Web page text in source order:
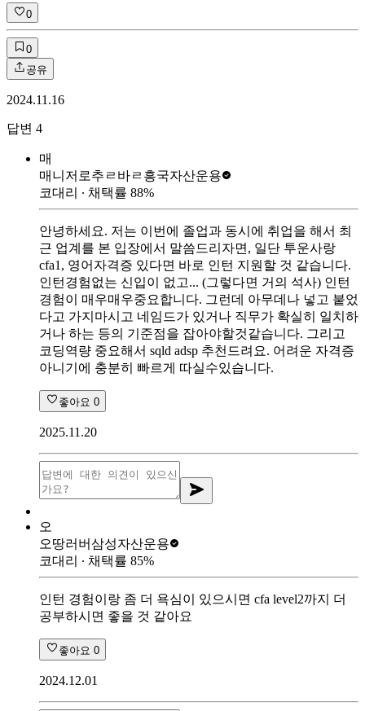
0
0
공유
2024.11.16
답변 4
매
매니저로추ㄹ바ㄹ 흥국자산운용
코대리 ∙ 채택률 88%
안녕하세요. 저는 이번에 졸업과 동시에 취업을 해서 최
근 업계를 본 입장에서 말씀드리자면, 일단 투운사랑
cfa1, 영어자격증 있다면 바로 인턴 지원할 것 같습니다.
인턴경험없는 신입이 없고... (그렇다면 거의 석사) 인턴
경험이 매우매우중요합니다. 그런데 아무데나 넣고 붙었
다고 가지마시고 네임드가 있거나 직무가 확실히 일치하
거나 하는 등의 기준점을 잡아야할것같습니다. 그리고
코딩역량 중요해서 sqld adsp 추천드려요. 어려운 자격증
아니기에 충분히 빠르게 따실수있습니다.
좋아요 0
2025.11.20
오
오땅러버삼성자산운용
코대리 ∙ 채택률 85%
인턴 경험이랑 좀 더 욕심이 있으시면 cfa level2까지 더
공부하시면 좋을 것 같아요
좋아요 0
2024.12.01